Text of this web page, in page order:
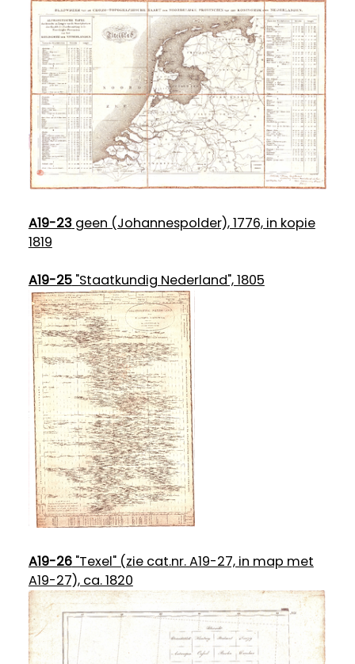
A19-23geen (Johannespolder), 1776, in kopie
1819
A19-25"Staatkundig Nederland", 1805
A19-26"Texel" (zie cat.nr. A19-27, in map met
A19-27), ca. 1820